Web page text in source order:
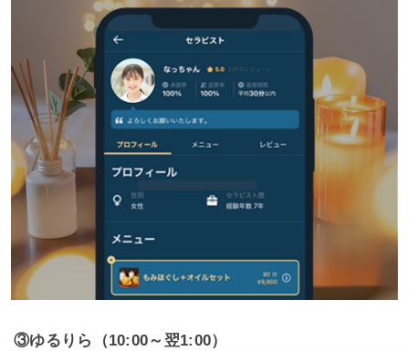
③ゆるりら（10:00～翌1:00）